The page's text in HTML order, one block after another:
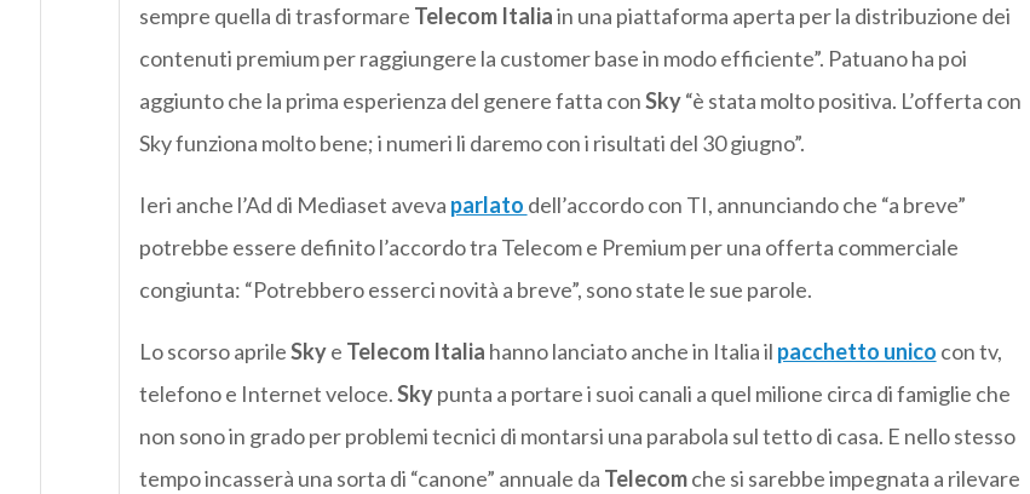
sempre quella di trasformare Telecom Italiain una piattaforma aperta per la distribuzione dei
contenuti premium per raggiungere la customer base in modo efficiente”. Patuano ha poi
aggiunto che la prima esperienza del genere fatta conSky“è stata molto positiva. L’offerta con
Sky funziona molto bene; i numeri li daremo con i risultati del 30 giugno”.
Ieri anche l’Ad di Mediaset aveva parlato dell’accordo con TI, annunciando che “a breve”
potrebbe essere definito l’accordo tra Telecom e Premium per una offerta commerciale
congiunta: “Potrebbero esserci novità a breve”, sono state le sue parole.
Lo scorso aprileSkye Telecom Italia hanno lanciato anche in Italia il pacchetto unico con tv,
telefono e Internet veloce.Skypunta a portare i suoi canali a quel milione circa di famiglie che
non sono in grado per problemi tecnici di montarsi una parabola sul tetto di casa. E nello stesso
tempo incasserà una sorta di “canone” annuale da Telecomche si sarebbe impegnata a rilevare